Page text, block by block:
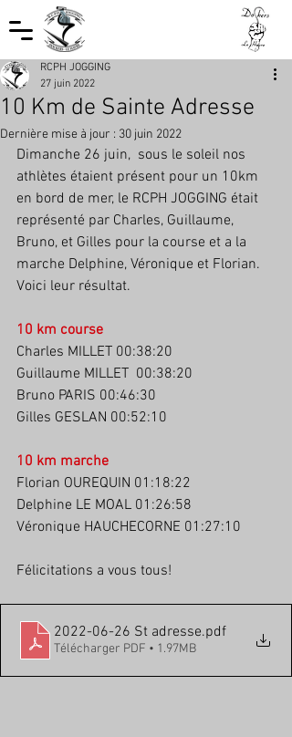
10 Km de Sainte Adresse
RCPH JOGGING
27 juin 2022
Dernière mise à jour : 30 juin 2022
Dimanche 26 juin,  sous le soleil nos
athlètes étaient présent pour un 10km
en bord de mer, le RCPH JOGGING était
représenté par Charles, Guillaume,
Bruno, et Gilles pour la course et a la
marche Delphine, Véronique et Florian.
Voici leur résultat.
10 km course
Charles MILLET 00:38:20
Guillaume MILLET  00:38:20
Bruno PARIS 00:46:30
Gilles GESLAN 00:52:10
10 km marche
Florian OUREQUIN 01:18:22
Delphine LE MOAL 01:26:58
Véronique HAUCHECORNE 01:27:10
Félicitations a vous tous!
2022-06-26 St adresse.pdf
Télécharger PDF • 1.97MB